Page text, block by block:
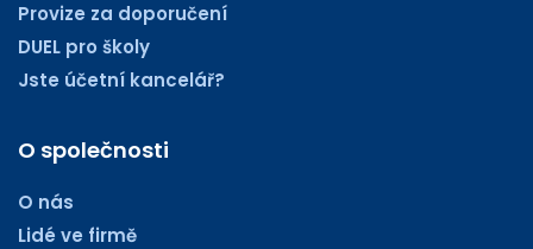
Provize za doporučení
DUEL pro školy
Jste účetní kancelář?
O společnosti
O nás
Lidé ve firmě